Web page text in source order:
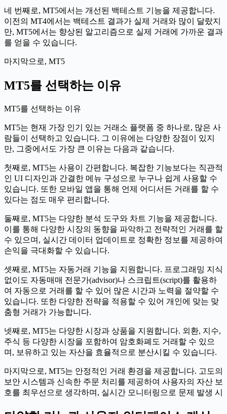
네 번째로, MT5에서는 개선된 백테스트 기능을 제공합니다.
이전의 MT4에서는 백테스트 결과가 실제 거래와 많이 달랐지
만, MT5에서는 향상된 알고리즘으로 실제 거래에 가까운 결과
를 얻을 수 있습니다.
마지막으로, MT5
MT5를 선택하는 이유
MT5를 선택하는 이유
MT5는 현재 가장 인기 있는 거래소 플랫폼 중 하나로, 많은 사
람들이 선택하고 있습니다. 그 이유에는 다양한 장점이 있지
만, 그중에서도 가장 큰 이유는 다음과 같습니다.
첫째로, MT5는 사용이 간편합니다. 복잡한 기능보다는 직관적
인 UI 디자인과 간결한 메뉴 구성으로 누구나 쉽게 사용할 수
있습니다. 또한 모바일 앱을 통해 언제 어디서든 거래를 할 수
있다는 점도 매우 편리합니다.
둘째로, MT5는 다양한 분석 도구와 차트 기능을 제공합니다.
이를 통해 다양한 시장의 동향을 파악하고 전략적인 거래를 할
수 있으며, 실시간 데이터 업데이트로 정확한 정보를 제공하여
손익을 극대화할 수 있습니다.
셋째로, MT5는 자동거래 기능을 지원합니다. 프로그래밍 지식
없이도 자동매매 전문가(advisor)나 스크립트(script)를 활용하
여 자동으로 거래를 할 수 있어 많은 시간과 노력을 절약할 수
있습니다. 또한 다양한 전략을 적용할 수 있어 개인에 맞는 맞
춤형 거래가 가능합니다.
넷째로, MT5는 다양한 시장과 상품을 지원합니다. 외환, 지수,
주식 등 다양한 시장을 포함하여 암호화폐도 거래할 수 있으
며, 보유하고 있는 자산을 효율적으로 분산시킬 수 있습니다.
마지막으로, MT5는 안정적인 거래 환경을 제공합니다. 고도의
보안 시스템과 신속한 주문 처리를 제공하여 사용자의 자산 보
호를 최우선으로 생각하며, 실시간 모니터링으로 문제 발생 시